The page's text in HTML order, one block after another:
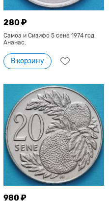
280 ₽
Самоа и Сизифо 5 сене 1974 год.
Ананас.
В корзину
980 ₽